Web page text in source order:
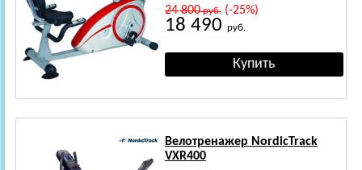
24 800руб.(-25%)
18 490 руб.
Велотренажер NordicTrack
VXR400